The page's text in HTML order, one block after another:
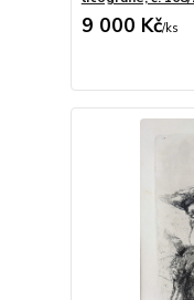
9 000 Kč/ks